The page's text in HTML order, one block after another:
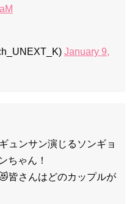
January 9,
ュンサン演じるソンギョ
ちゃん！
皆さんはどのカップルが